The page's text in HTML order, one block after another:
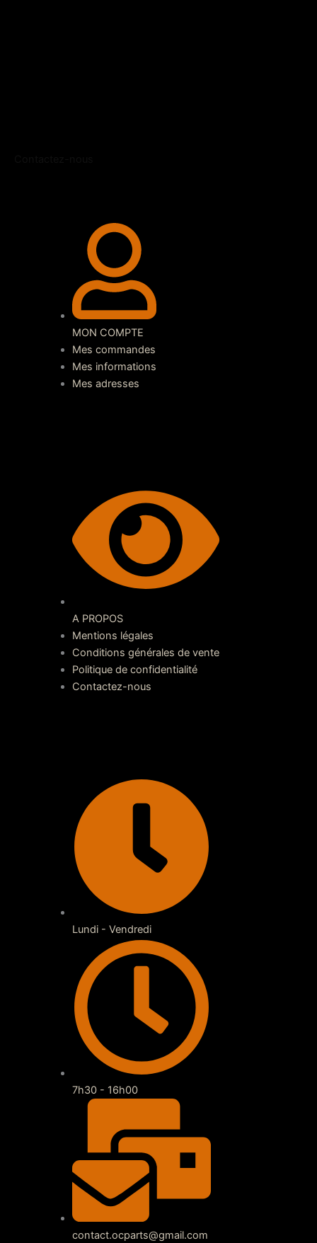
MON COMPTE
Mes commandes
Mes informations
Mes adresses
A PROPOS
Mentions légales
Conditions générales de vente
Politique de confidentialité
Contactez-nous
Lundi - Vendredi
7h30 - 16h00
contact.ocparts@gmail.com